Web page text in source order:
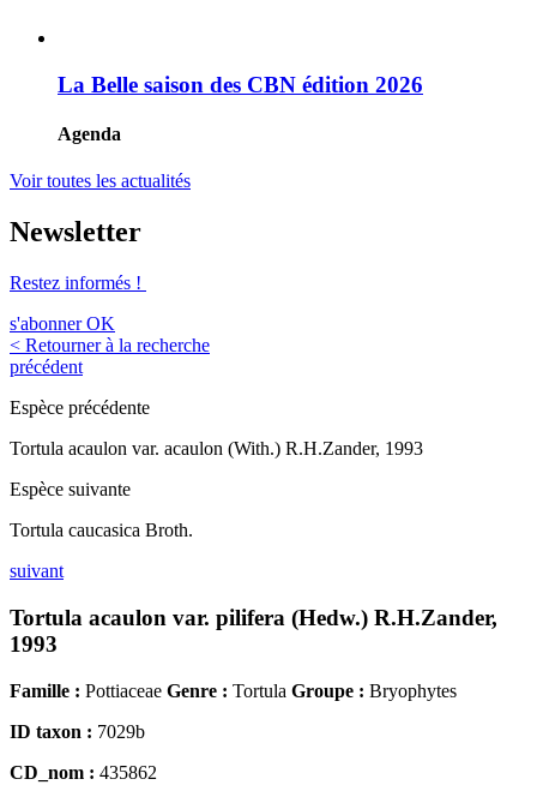
La Belle saison des CBN édition 2026
Agenda
Voir toutes les actualités
Newsletter
Restez informés !
s'abonner OK
< Retourner à la recherche
précédent
Espèce précédente
Tortula acaulon var. acaulon (With.) R.H.Zander, 1993
Espèce suivante
Tortula caucasica Broth.
suivant
Tortula acaulon var. pilifera (Hedw.) R.H.Zander,
1993
Famille : Pottiaceae Genre : Tortula Groupe : Bryophytes
ID taxon : 7029b
CD_nom : 435862